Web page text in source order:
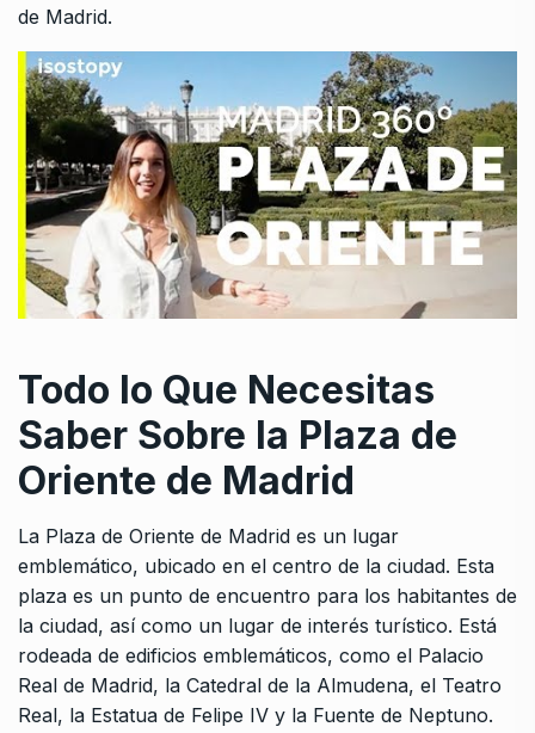
de Madrid.
Todo lo Que Necesitas
Saber Sobre la Plaza de
Oriente de Madrid
La Plaza de Oriente de Madrid es un lugar
emblemático, ubicado en el centro de la ciudad. Esta
plaza es un punto de encuentro para los habitantes de
la ciudad, así como un lugar de interés turístico. Está
rodeada de edificios emblemáticos, como el Palacio
Real de Madrid, la Catedral de la Almudena, el Teatro
Real, la Estatua de Felipe IV y la Fuente de Neptuno.